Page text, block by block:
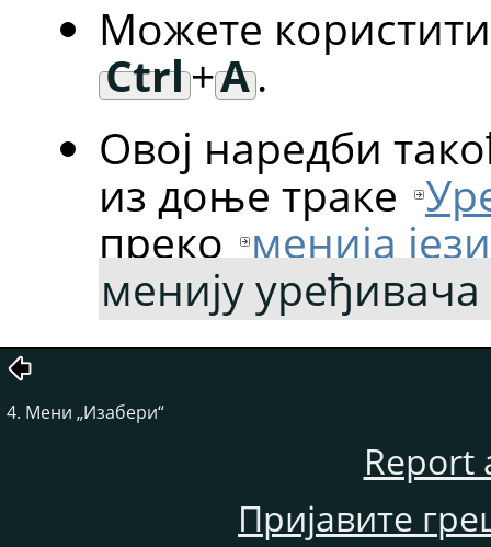
Можете
Ctrl+A.
Овој наредби
из доње траке
преко менија
менију
4. Мени „Изабери“
Report
Пријавите